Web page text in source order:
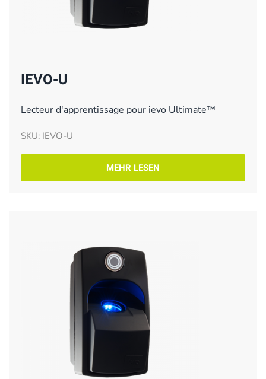
IEVO-U
Lecteur d'apprentissage pour ievo Ultimate™
SKU: IEVO-U
MEHR LESEN